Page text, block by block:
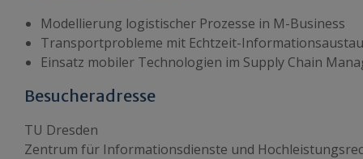
Modellierung logistischer Prozesse in M-Business
Transportprobleme mit Echtzeit-
Einsatz mobiler Technologien im Supply Chain
Besucheradresse
TU Dresden
Zentrum für Informationsdienste und